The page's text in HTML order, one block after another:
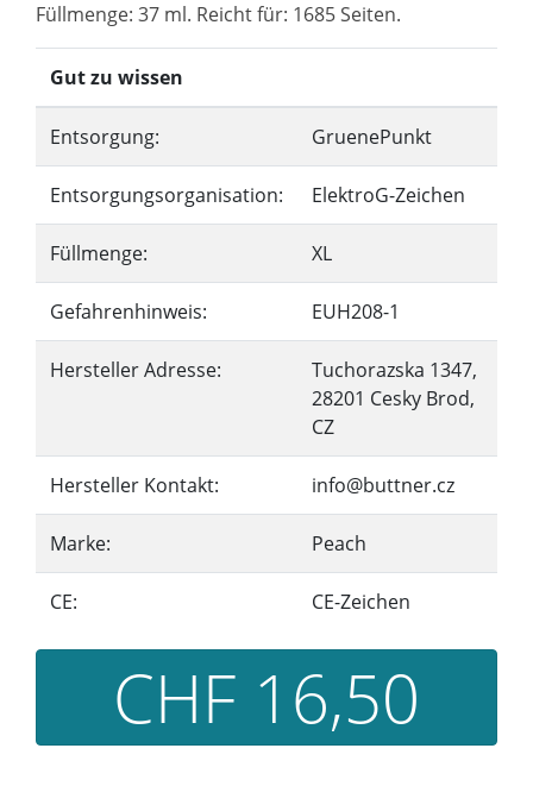
Füllmenge: 37 ml. Reicht für: 1685 Seiten.
Gut zu wissen
Entsorgung: GruenePunkt
Entsorgungsorganisation: ElektroG-Zeichen
Füllmenge: XL
Gefahrenhinweis: EUH208-1
Hersteller Adresse:
Tuchorazska 1347,
28201 Cesky Brod,
CZ
Hersteller Kontakt: info@buttner.cz
Marke: Peach
CE: CE-Zeichen
CHF 16,50